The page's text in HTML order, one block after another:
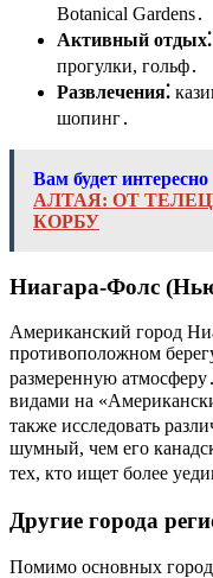
Botanical Gardens․
Активный отдых⁚
прогулки, гольф․
Развлечения⁚
шопинг․
Вам будет интересно
АЛТАЯ: ОТ
КОРБУ
Ниагара-Фолс
Американский город
противоположном
размеренную
видами на
также исследовать
шумный, чем его
тех, кто ищет более
Другие города
Помимо основных